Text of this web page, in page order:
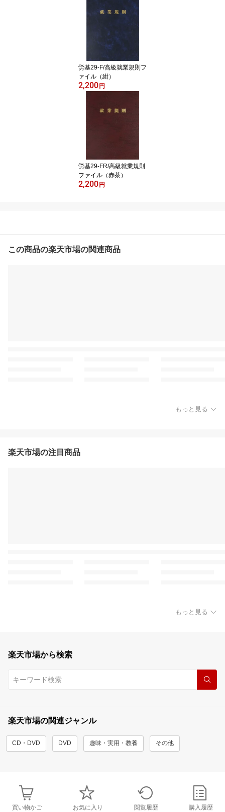
律事務所 弁護士 水村元
晴 監修
労基29-F/高級就業規則フ
ァイル（紺）
2,200円
労基29-FR/高級就業規則
ファイル（赤茶）
2,200円
この商品の楽天市場の関連商品
もっと見る
楽天市場の注目商品
もっと見る
楽天市場から検索
楽天市場の関連ジャンル
CD・DVD DVD 趣味・実用・教養 その他
買い物かご お気に入り 閲覧履歴 購入履歴